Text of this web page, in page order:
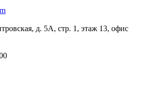
д. 5А, стр. 1, этаж 13, офис